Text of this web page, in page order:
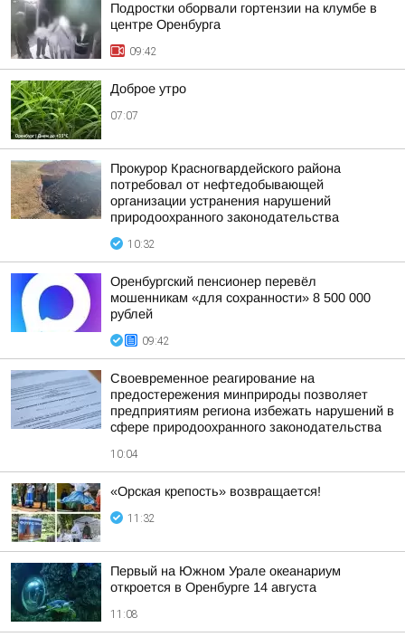
Подростки оборвали гортензии на клумбе в
центре Оренбурга
09:42
Доброе утро
07:07
Прокурор Красногвардейского района
потребовал от нефтедобывающей
организации устранения нарушений
природоохранного законодательства
10:32
Оренбургский пенсионер перевёл
мошенникам «для сохранности» 8 500 000
рублей
09:42
Своевременное реагирование на
предостережения минприроды позволяет
предприятиям региона избежать нарушений в
сфере природоохранного законодательства
10:04
«Орская крепость» возвращается!
11:32
Первый на Южном Урале океанариум
откроется в Оренбурге 14 августа
11:08